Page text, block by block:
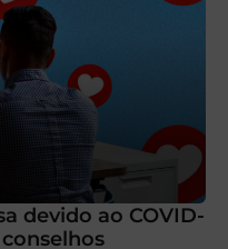
devido ao COVID-